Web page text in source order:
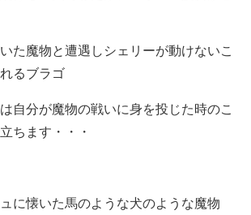
た魔物と遭遇しシェリーが動けないこ
るブラゴ
自分が魔物の戦いに身を投じた時のこ
ちます・・・
に懐いた馬のような犬のような魔物